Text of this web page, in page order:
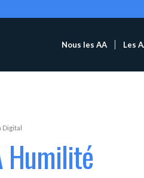
Nous les AA Les
Digital
Humilité